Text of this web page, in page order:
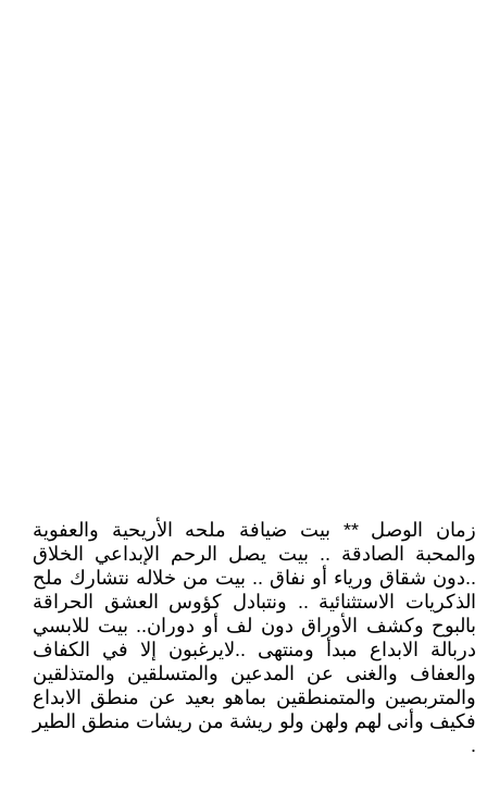
زمان الوصل ** بيت ضيافة ملحه الأريحية والعفوية
والمحبة الصادقة .. بيت يصل الرحم الإبداعي الخلاق
..دون شقاق ورياء أو نفاق .. بيت من خلاله نتشارك ملح
الذكريات الاستثنائية .. ونتبادل كؤوس العشق الحراقة
بالبوح وكشف الأوراق دون لف أو دوران.. بيت للابسي
دربالة الابداع مبدأ ومنتهى ..لايرغبون إلا في الكفاف
والعفاف والغنى عن المدعين والمتسلقين والمتذلقين
والمتربصين والمتمنطقين بماهو بعيد عن منطق الابداع
فكيف وأنى لهم ولهن ولو ريشة من ريشات منطق الطير
.